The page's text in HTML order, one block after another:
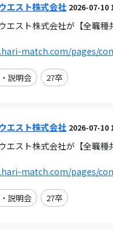
エスト株式会社 2026-07-10
エスト株式会社が【全職
match.com/pages/
説明会 27卒
エスト株式会社 2026-07-10
エスト株式会社が【全職
match.com/pages/
説明会 27卒